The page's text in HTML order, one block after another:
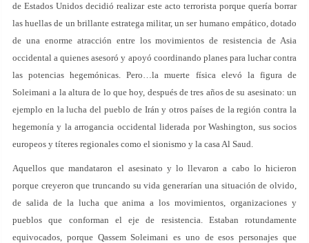
de Estados Unidos decidió realizar este acto terrorista porque quería borrar
las huellas de un brillante estratega militar, un ser humano empático, dotado
de una enorme atracción entre los movimientos de resistencia de Asia
occidental a quienes asesoró y apoyó coordinando planes para luchar contra
las potencias hegemónicas. Pero…la muerte física elevó la figura de
Soleimani a la altura de lo que hoy, después de tres años de su asesinato: un
ejemplo en la lucha del pueblo de Irán y otros países de la región contra la
hegemonía y la arrogancia occidental liderada por Washington, sus socios
europeos y títeres regionales como el sionismo y la casa Al Saud.
Aquellos que mandataron el asesinato y lo llevaron a cabo lo hicieron
porque creyeron que truncando su vida generarían una situación de olvido,
de salida de la lucha que anima a los movimientos, organizaciones y
pueblos que conforman el eje de resistencia. Estaban rotundamente
equivocados, porque Qassem Soleimani es uno de esos personajes que